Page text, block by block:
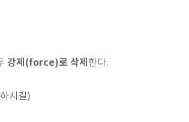
강제(force)로 삭제 한다.
시길)